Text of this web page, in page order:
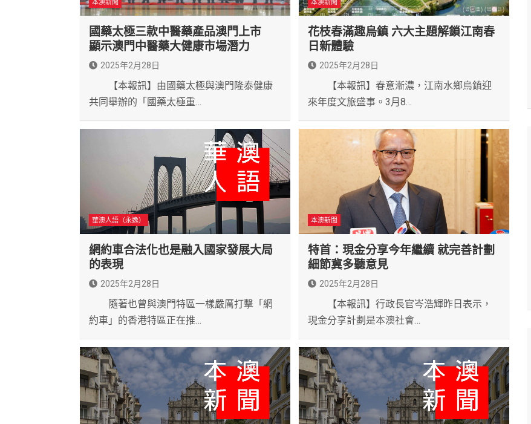
本澳新聞
國藥太極三款中醫藥產品澳門上市
顯示澳門中醫藥大健康市場潛力
2025年2月28日
【本報訊】由國藥太極與澳門隆泰健康
共同舉辦的「國藥太極重…
本澳新聞
花枝春滿趣烏鎮 六大主題解鎖江南春
日新體驗
2025年2月28日
【本報訊】春意漸濃，江南水鄉烏鎮迎
來年度文旅盛事。3月8…
華澳人語（永逸）
網約車合法化也是融入國家發展大局
的表現
2025年2月28日
隨著也曾與澳門特區一樣嚴厲打擊「網
約車」的香港特區正在推…
本澳新聞
特首：現金分享今年繼續 就完善計劃
細節冀多聽意見
2025年2月28日
【本報訊】行政長官岑浩輝昨日表示，
現金分享計劃是本澳社會…